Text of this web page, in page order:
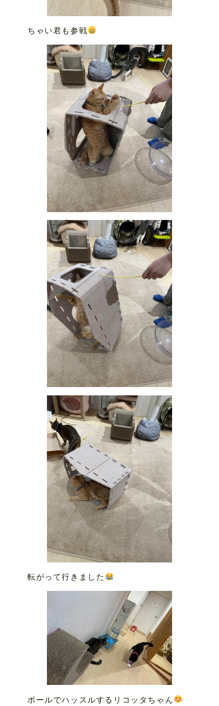
ちゃい君も参戦
転がって行きました
ボールでハッスルするリコッタちゃん